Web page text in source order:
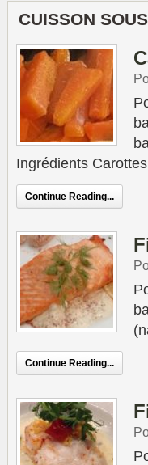
CUISSON
Ingrédients
Continue Reading...
Continue Reading...